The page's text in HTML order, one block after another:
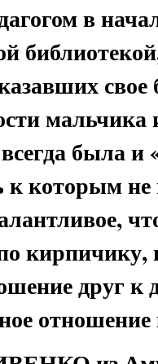
в
свое
была
которым не
кирпичику,
друг к